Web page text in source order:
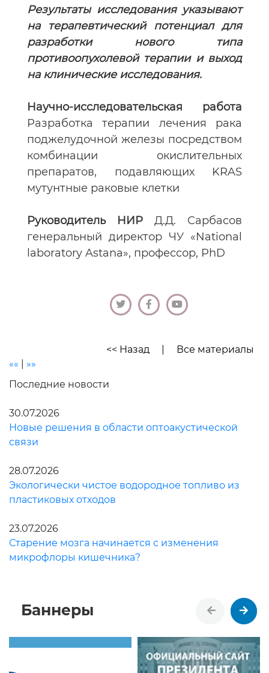
Результаты исследования указывают
на терапевтический потенциал для
разработки нового типа
противоопухолевой терапии и выход
на клинические исследования.
Научно-исследовательская работа
Разработка терапии лечения рака
поджелудочной железы посредством
комбинации окислительных
препаратов, подавляющих KRAS
мутунтные раковые клетки
Руководитель НИР Д.Д. Сарбасов
генеральный директор ЧУ «National
laboratory Astana», профессор, PhD
<< Назад
Все материалы
««
»»
Последние новости
30.07.2026
Новые решения в области оптоакустической
связи
28.07.2026
Экологически чистое водородное топливо из
пластиковых отходов
23.07.2026
Старение мозга начинается с изменения
микрофлоры кишечника?
Баннеры